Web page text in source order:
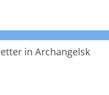
in Archangelsk